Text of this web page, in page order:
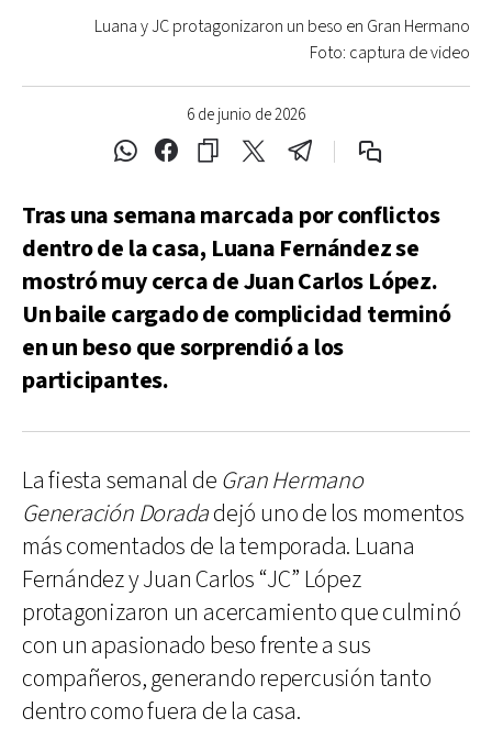
6 de junio de 2026
Luana y JC protagonizaron un beso en Gran Hermano
Foto: captura de video
Tras una semana marcada por conflictos
dentro de la casa, Luana Fernández se
mostró muy cerca de Juan Carlos López.
Un baile cargado de complicidad terminó
en un beso que sorprendió a los
participantes.
La fiesta semanal de Gran Hermano
Generación Doradadejó uno de los momentos
más comentados de la temporada. Luana
Fernández y Juan Carlos “JC” López
protagonizaron un acercamiento que culminó
con un apasionado beso frente a sus
compañeros, generando repercusión tanto
dentro como fuera de la casa.